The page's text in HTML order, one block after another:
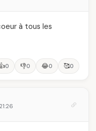
à tous les
👍0 👎0 😂0 🥰0